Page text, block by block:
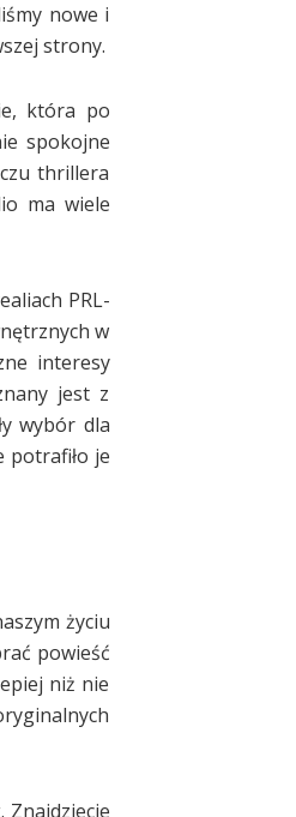
nowe i
strony.
która po
spokojne
thrillera
ma wiele
PRL-
w
interesy
jest z
wybór dla
potrafiło je
życiu
powieść
niż nie
Znajdziecie